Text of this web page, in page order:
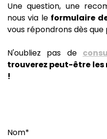
Une question, une
nous via le formulaire
vous répondrons dès que
N'oubliez pas de
trouverez peut-être les
!
Nom*